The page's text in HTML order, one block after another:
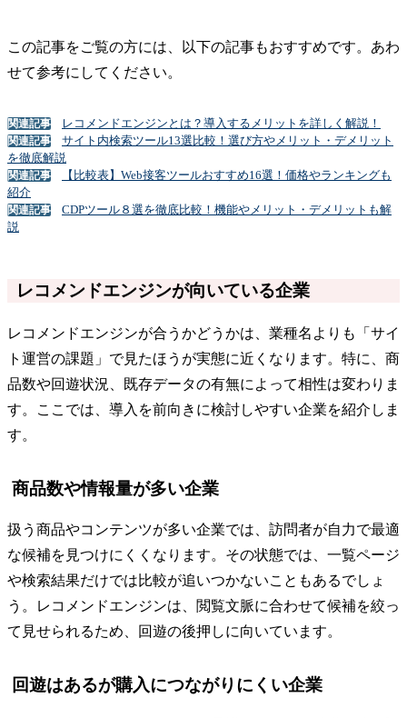
この記事をご覧の方には、以下の記事もおすすめです。あわ
せて参考にしてください。
関連記事 レコメンドエンジンとは？導入するメリットを詳しく解説！
関連記事
サイト内検索ツール13選比較！選び方やメリット・デメリット
を徹底解説
関連記事
【比較表】Web接客ツールおすすめ16選！価格やランキングも
紹介
関連記事
CDPツール８選を徹底比較！機能やメリット・デメリットも解
説
レコメンドエンジンが向いている企業
レコメンドエンジンが合うかどうかは、業種名よりも「サイ
ト運営の課題」で見たほうが実態に近くなります。特に、商
品数や回遊状況、既存データの有無によって相性は変わりま
す。ここでは、導入を前向きに検討しやすい企業を紹介しま
す。
商品数や情報量が多い企業
扱う商品やコンテンツが多い企業では、訪問者が自力で最適
な候補を見つけにくくなります。その状態では、一覧ページ
や検索結果だけでは比較が追いつかないこともあるでしょ
う。レコメンドエンジンは、閲覧文脈に合わせて候補を絞っ
て見せられるため、回遊の後押しに向いています。
回遊はあるが購入につながりにくい企業